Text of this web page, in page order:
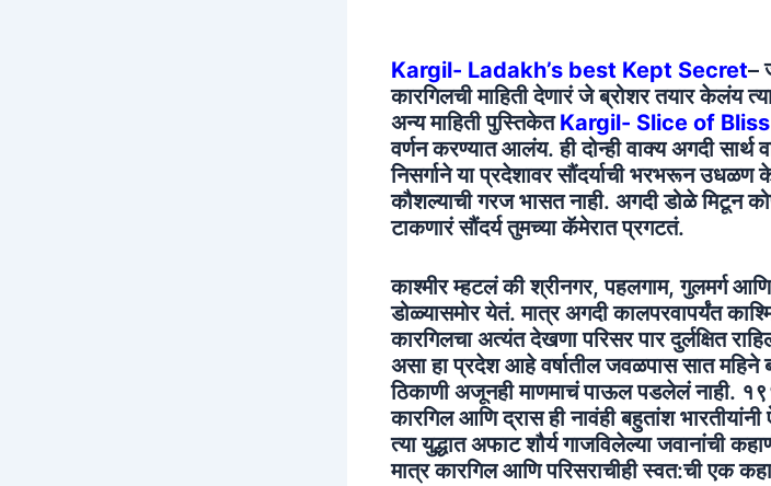
Kargil- Ladakh’s best Kept Secret–
कारगिलची माहिती देणारं जे ब्रोशर तयार केलंय
अन्य माहिती पुस्तिकेतKargil- Slice of
वर्णन करण्यात आलंय. ही दोन्ही वाक्य अगदी
निसर्गाने या प्रदेशावर सौंदर्याची भरभरून उधळण
कौशल्याची गरज भासत नाही. अगदी डोळे मिटून
टाकणारं सौंदर्य तुमच्या कॅमेरात प्रगटतं.
काश्मीर म्हटलं की श्रीनगर, पहलगाम, गुलमर्ग
डोळ्यासमोर येतं. मात्र अगदी कालपरवापर्यंत
कारगिलचा अत्यंत देखणा परिसर पार दुर्लक्षित
असा हा प्रदेश आहे वर्षातील जवळपास सात महिने
ठिकाणी अजूनही माणमाचं पाऊल पडलेलं नाही.
कारगिल आणि द्रास ही नावंही बहुतांश
त्या युद्धात अफाट शौर्य गाजविलेल्या जवानांची
मात्र कारगिल आणि परिसराचीही स्वत:ची एक